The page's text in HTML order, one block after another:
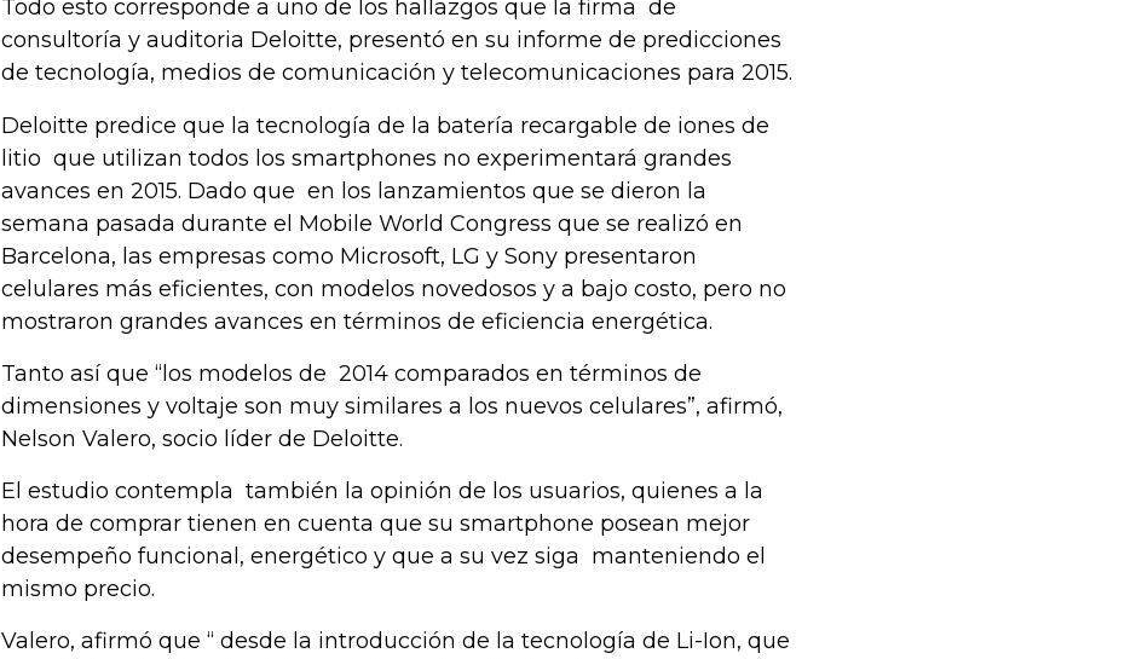
Todo esto corresponde a uno de los hallazgos que la firma de
consultoría y auditoria Deloitte, presentó en su informe de predicciones
de tecnología, medios de comunicación y telecomunicaciones para 2015.
Deloitte predice que la tecnología de la batería recargable de iones de
litio que utilizan todos los smartphones no experimentará grandes
avances en 2015. Dado que en los lanzamientos que se dieron la
semana pasada durante el Mobile World Congress que se realizó en
Barcelona, las empresas como Microsoft, LG y Sony presentaron
celulares más eficientes, con modelos novedosos y a bajo costo, pero no
mostraron grandes avances en términos de eficiencia energética.
Tanto así que “los modelos de 2014 comparados en términos de
dimensiones y voltaje son muy similares a los nuevos celulares”, afirmó,
Nelson Valero, socio líder de Deloitte.
El estudio contempla también la opinión de los usuarios, quienes a la
hora de comprar tienen en cuenta que su smartphone posean mejor
desempeño funcional, energético y que a su vez siga manteniendo el
mismo precio.
Valero, afirmó que “ desde la introducción de la tecnología de Li-Ion, que